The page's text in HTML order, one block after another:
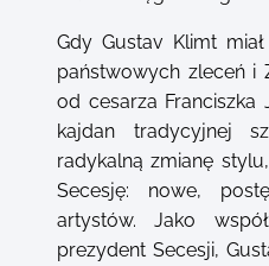
Gdy Gustav Klimt
państwowych zleceń i
od cesarza Franciszka
kajdan tradycyjnej
radykalną zmianę
Secesję: nowe,
artystów. Jako
prezydent Secesji,